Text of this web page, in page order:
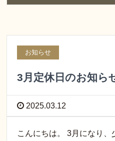
お知らせ
3月定休日のお知ら
2025.03.12
こんにちは。 3月になり、